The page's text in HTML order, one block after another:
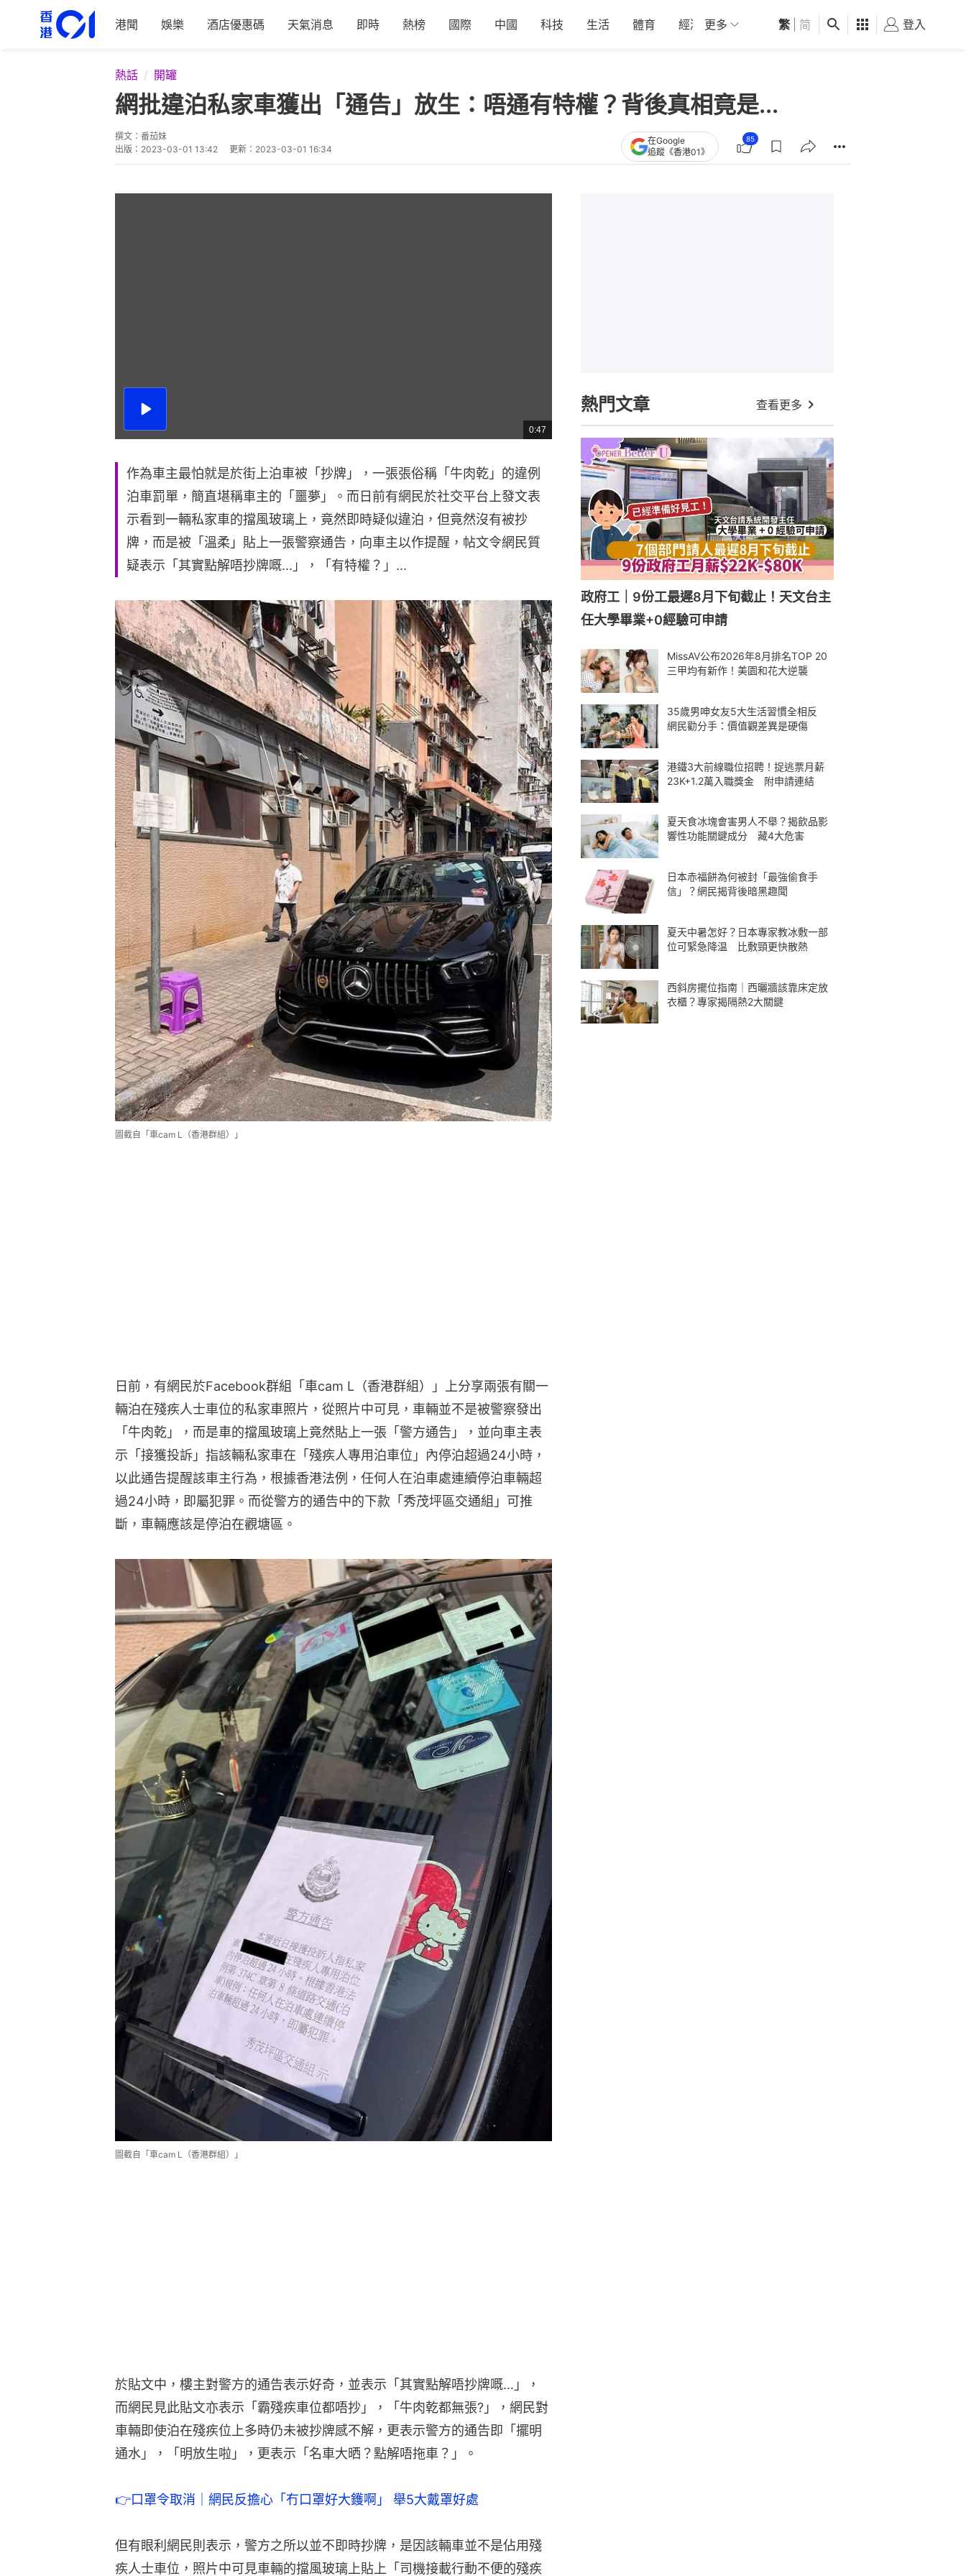
港聞 娛樂 酒店優惠碼 天氣消息 即時 熱榜 國際 中國 科技 生活 體育 經濟 01深圳 觀點 健康 好食玩飛
更多 繁 简 登入
熱話 開罐
網批違泊私家車獲出「通告」放生：唔通有特權？背後真相竟是...
撰文： 番茄妹
出版： 2023-03-01 13:42 更新： 2023-03-01 16:34
在Google
追蹤《香港01》
85
播
總
共
0:47
作為車主最怕就是於街上泊車被「抄牌」，一張張俗稱「牛肉乾」的違例
泊車罰單，簡直堪稱車主的「噩夢」。而日前有網民於社交平台上發文表
示看到一輛私家車的擋風玻璃上，竟然即時疑似違泊，但竟然沒有被抄
牌，而是被「溫柔」貼上一張警察通告，向車主以作提醒，帖文令網民質
疑表示「其實點解唔抄牌嘅...」，「有特權？」...
圖截自「車cam L（香港群組）」
日前，有網民於Facebook群組「車cam L（香港群組）」上分享兩張有關一
輛泊在殘疾人士車位的私家車照片，從照片中可見，車輛並不是被警察發出
「牛肉乾」，而是車的擋風玻璃上竟然貼上一張「警方通告」，並向車主表
示「接獲投訴」指該輛私家車在「殘疾人專用泊車位」內停泊超過24小時，
以此通告提醒該車主行為，根據香港法例，任何人在泊車處連續停泊車輛超
過24小時，即屬犯罪。而從警方的通告中的下款「秀茂坪區交通組」可推
斷，車輛應該是停泊在觀塘區。
圖截自「車cam L（香港群組）」
於貼文中，樓主對警方的通告表示好奇，並表示「其實點解唔抄牌嘅…」，
而網民見此貼文亦表示「霸殘疾車位都唔抄」，「牛肉乾都無張?」，網民對
車輛即使泊在殘疾位上多時仍未被抄牌感不解，更表示警方的通告即「擺明
通水」，「明放生啦」，更表示「名車大晒？點解唔拖車？」。
👉口罩令取消｜網民反擔心「冇口罩好大鑊啊」 舉5大戴罩好處
但有眼利網民則表示，警方之所以並不即時抄牌，是因該輛車並不是佔用殘
疾人士車位，照片中可見車輛的擋風玻璃上貼上「司機接載行動不便的殘疾
熱門文章 查看更多
政府工｜9份工最遲8月下旬截止！天文台主
任大學畢業+0經驗可申請
MissAV公布2026年8月排名TOP 20
三甲均有新作！美園和花大逆襲
35歲男呻女友5大生活習慣全相反
網民勸分手：價值觀差異是硬傷
港鐵3大前線職位招聘！捉逃票月薪
23K+1.2萬入職獎金 附申請連結
夏天食冰塊會害男人不舉？揭飲品影
響性功能關鍵成分 藏4大危害
日本赤福餅為何被封「最強偷食手
信」？網民揭背後暗黑趣聞
夏天中暑怎好？日本專家教冰敷一部
位可緊急降温 比敷頸更快散熱
西斜房擺位指南｜西曬牆該靠床定放
衣櫃？專家揭隔熱2大關鍵